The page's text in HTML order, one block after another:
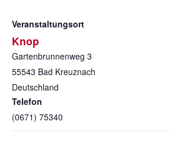
Veranstaltungsort
Knop
Gartenbrunnenweg 3
55543 Bad Kreuznach
Deutschland
Telefon
(0671) 75340